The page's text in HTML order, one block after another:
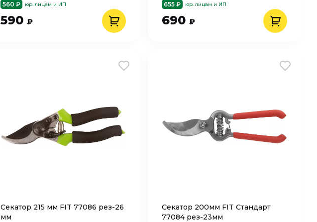
560 ₽ юр. лицам и ИП
590 ₽
655 ₽ юр. лицам и ИП
690 ₽
Секатор 215 мм FIT 77086 рез-26
мм
Секатор 200мм FIT Стандарт
77084 рез-23мм